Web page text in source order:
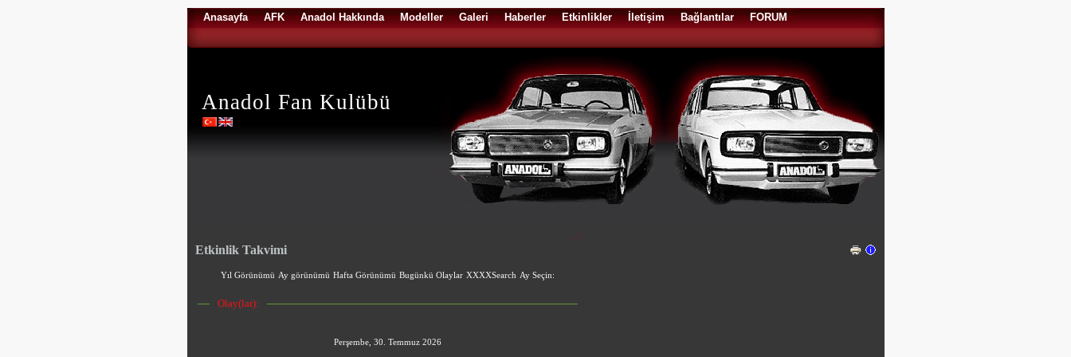
Anasayfa AFK Anadol Hakkında Modeller Galeri Haberler Etkinlikler İletişim Bağlantılar FORUM
Anadol Fan Kulübü
Etkinlik Takvimi
Yıl Görünümü Ay görünümü Hafta Görünümü Bugünkü Olaylar XXXXSearch Ay Seçin:
Olay(lar):
Perşembe, 30. Temmuz 2026